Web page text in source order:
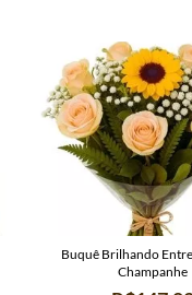
Buquê Brilhando Entre
Champanhe